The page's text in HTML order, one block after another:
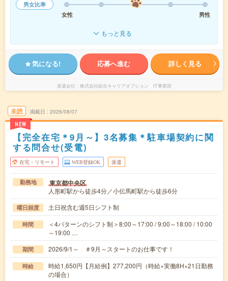
男女比率
女性
男性
もっと見る
気になる! 応募へ進む 詳しく見る
派遣会社 株式会社綜合キャリアオプション IT事業部
未読
NEW
掲載日 2026/08/07
【完全在宅＊9月～】3名募集＊駐車場契約に関
する問合せ(受電)
在宅・リモート WEB登録OK 派遣
勤務地 東京都中央区
人形町駅から徒歩4分／小伝馬町駅から徒歩6分
曜日頻度 土日祝含む週5日シフト制
時間
＜4パターンのシフト制＞8:00～17:00 / 9:00～18:00 / 10:00
～19:00 …
期間 2026/9/1～ ＃9月～スタートのお仕事です！
時給
時給1,650円【月給例】277,200円（時給×実働8H×21日勤務
の場合）